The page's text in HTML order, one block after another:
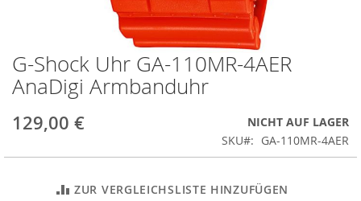
Zum
Anfang
der
springen
G-Shock Uhr GA-110MR-4AER
AnaDigi Armbanduhr
129,00 €
NICHT AUF LAGER
SKU
GA-110MR-4AER
ZUR VERGLEICHSLISTE HINZUFÜGEN